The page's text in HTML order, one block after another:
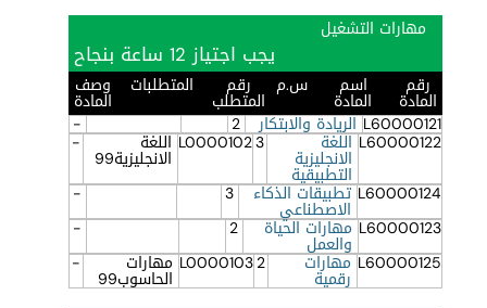
مهارات التشغيل
يجب اجتياز 12 ساعة بنجاح
رقم
المادة
اسم
المادة
س.م رقم
المتطلب
المتطلبات وصف
المادة
L60000121 الريادة والابتكار 2
-
L60000122 اللغة
الانجليزية
التطبيقية
3
L0000102 اللغة
الانجليزية99
-
L60000124 تطبيقات الذكاء
الاصطناعي
3
-
L60000123 مهارات الحياة
والعمل
2
-
L60000125 مهارات
رقمية
2
L0000103 مهارات
الحاسوب99
-